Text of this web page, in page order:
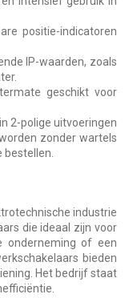
positie-indicatoren
IP-waarden, zoals
geschikt voor
2-polige uitvoeringen
zonder wartels
industrie
die ideaal zijn voor
onderneming of een
bieden
Het bedrijf staat